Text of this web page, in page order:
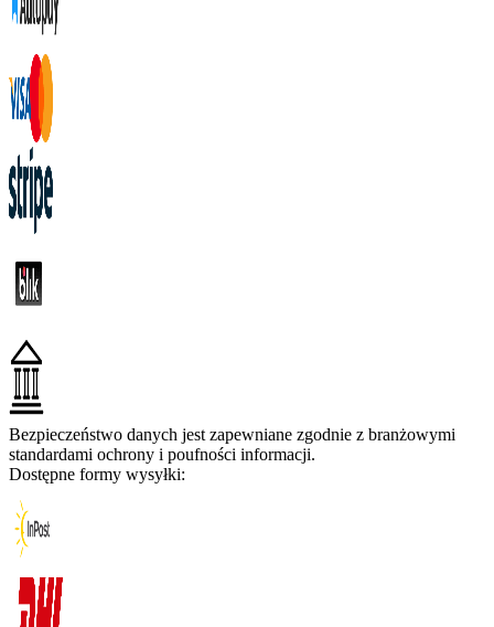
Bezpieczeństwo danych jest zapewniane zgodnie z branżowymi
standardami ochrony i poufności informacji.
Dostępne formy wysyłki: